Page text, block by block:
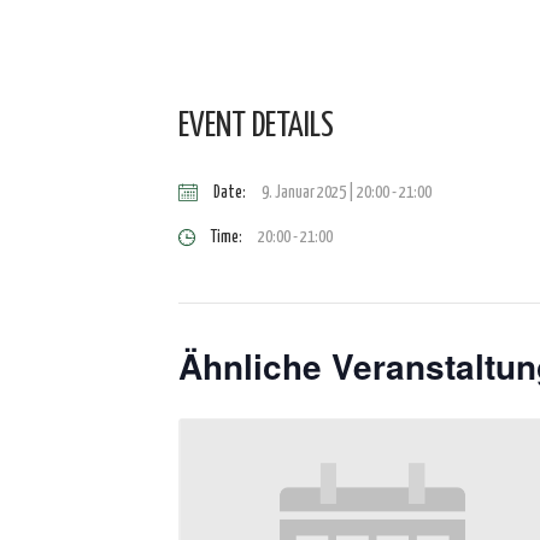
EVENT DETAILS
Date: 9. Januar 2025 | 20:00-21:00
Time: 20:00 - 21:00
Ähnliche